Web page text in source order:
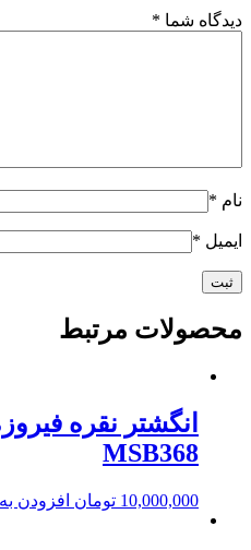
دیدگاه شما *
نام *
ایمیل *
محصولات مرتبط
انگشتر نقره
MSB368
10,000,000 تومان افزودن